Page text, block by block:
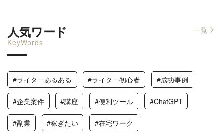
人気ワード
KeyWords
一覧
#ライターあるある #ライター初心者 #成功事例
#企業案件 #講座 #便利ツール #ChatGPT
#副業 #稼ぎたい #在宅ワーク